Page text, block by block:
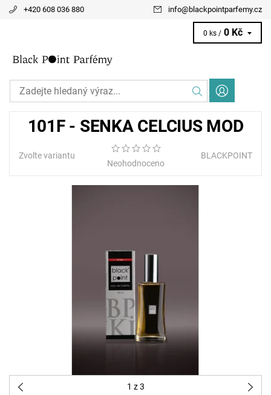
+420 608 036 880 info@ blackpointparfemy.cz
0 ks / 0 Kč
101F - SENKA CELCIUS MOD
Zvolte variantu
Neohodnoceno
BLACKPOINT
1 z 3